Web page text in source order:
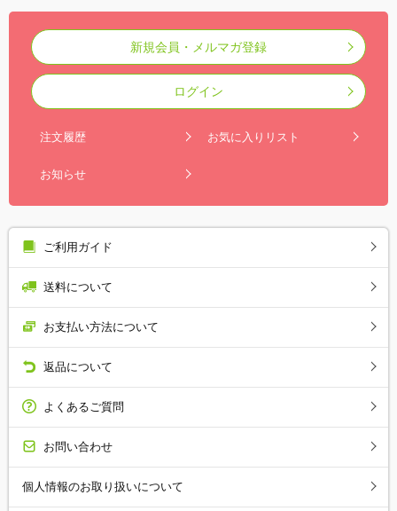
新規会員・メルマガ登録
ログイン
注文履歴 お気に入りリスト
お知らせ
ご利用ガイド
送料について
お支払い方法について
返品について
よくあるご質問
お問い合わせ
個人情報のお取り扱いについて